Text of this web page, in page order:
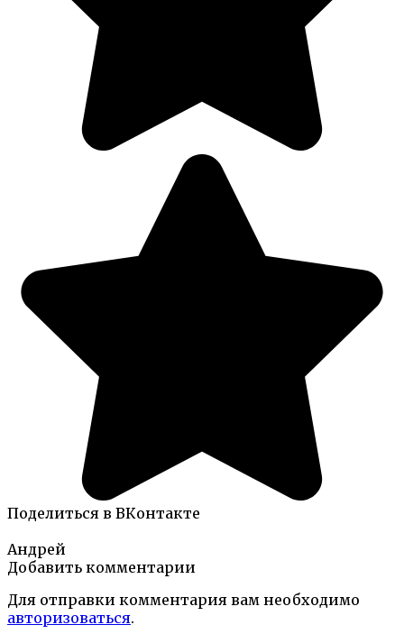
Поделиться в ВКонтакте
Андрей
Добавить комментарии
Для отправки комментария вам необходимо
авторизоваться.